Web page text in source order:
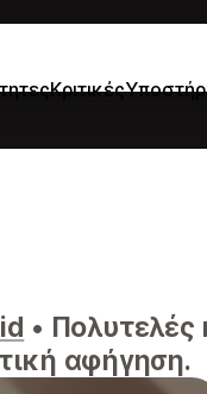
Κριτικές
• Πολυτελές
αφήγηση.